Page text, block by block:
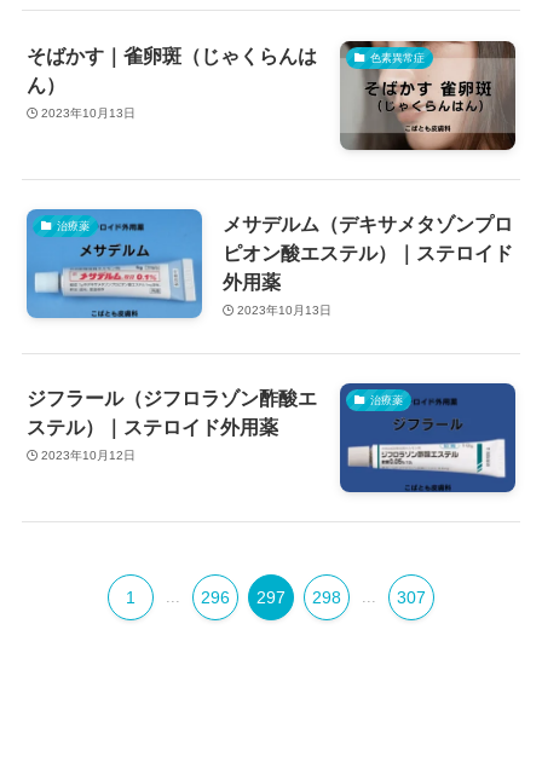
色素異常症
そばかす｜雀卵斑（じゃくらんは
ん）
2023年10月13日
治療薬
メサデルム（デキサメタゾンプロ
ピオン酸エステル）｜ステロイド
外用薬
2023年10月13日
治療薬
ジフラール（ジフロラゾン酢酸エ
ステル）｜ステロイド外用薬
2023年10月12日
1 296 297 298 307